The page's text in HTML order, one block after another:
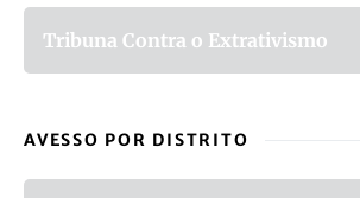
Tribuna Contra o Extrativismo
AVESSO POR DISTRITO